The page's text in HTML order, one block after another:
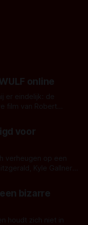
online
er eindelijk: de
film van Robert
deze keer is (kon
je mee?
voor
verheugen op een
Kyle Gallner
waarvoor de
bizarre
houdt zich niet in